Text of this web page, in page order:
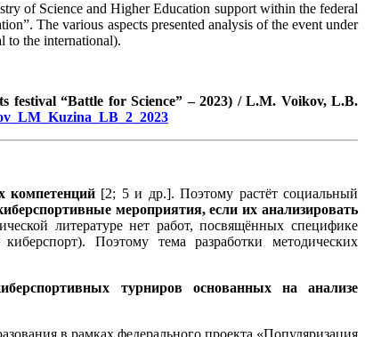
of Science and Higher Education support within the federal
The various aspects presented analysis of the event under
to the international).
festival “Battle for Science” – 2023) / L.M. Voikov, L.B.
компетенций [2; 5 и др.]. Поэтому растёт социальный
мероприятия,если их анализировать
литературе нет работ, посвящённых специфике
Поэтому тема разработки методических
турниров основанных на анализе
в рамках федерального проекта «Популяризация